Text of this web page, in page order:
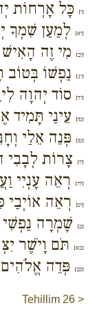
{י} כָּל אָרְחוֹת
{יא} לְמַעַן שִׁמְךָ
{יב} מִי זֶה
{יג} נַפְשׁוֹ בְּטוֹב
{יד} סוֹד יְהוָה
{טו} עֵינַי תָּמִיד
{טז} פְּנֵה אֵלַי
{יז} צָרוֹת לְבָבִי
{יח} רְאֵה עָנְיִי
{יט} רְאֵה אוֹיְבַי
{כ} שָׁמְרָה נַפְשִׁי
{כא} תֹּם וָיֹשֶׁר
{כב} פְּדֵה
Tehillim 26 >